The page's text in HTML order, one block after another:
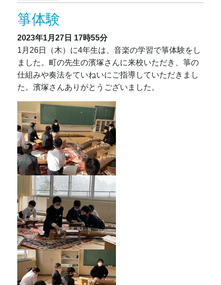
箏体験
2023年1月27日 17時55分
1月26日（木）に4年生は、音楽の学習で箏体験をし
ました。町の先生の濱塚さんに来校いただき、箏の
仕組みや奏法をていねいにご指導していただきまし
た。濱塚さんありがとうございました。